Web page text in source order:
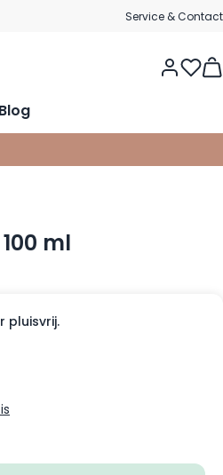
Service & Contact
Blog
ml
pluisvrij.